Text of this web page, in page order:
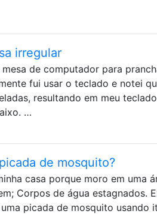
irregular
de computador para
fui usar o teclado e notei
resultando em meu
…
de mosquito?
casa porque moro em uma
Corpos de água estagnados.
picada de mosquito usando